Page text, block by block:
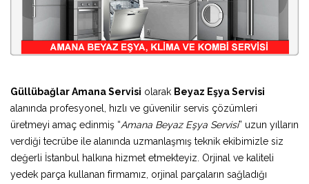
Güllübağlar Amana Servisi olarak Beyaz Eşya Servisi
alanında profesyonel, hızlı ve güvenilir servis çözümleri
üretmeyi amaç edinmiş “Amana Beyaz Eşya Servisi” uzun yılların
verdiği tecrübe ile alanında uzmanlaşmış teknik ekibimizle siz
değerli İstanbul halkına hizmet etmekteyiz. Orjinal ve kaliteli
yedek parça kullanan firmamız, orjinal parçaların sağladığı